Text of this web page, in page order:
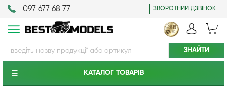
097 677 68 77 ЗВОРОТНИЙ ДЗВІНОК
КАТАЛОГ ТОВАРIВ